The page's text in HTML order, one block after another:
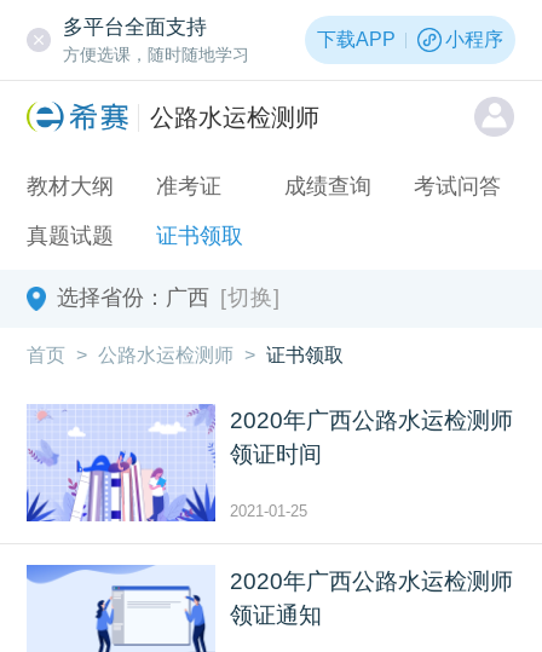
多平台全面支持
方便选课，随时随地学习
下载APP 小程序
公路水运检测师
教材大纲 准考证 成绩查询 考试问答
真题试题 证书领取
选择省份： 广西 [切换]
首页 > 公路水运检测师 > 证书领取
2020年广西公路水运检测师
领证时间
2021-01-25
2020年广西公路水运检测师
领证通知